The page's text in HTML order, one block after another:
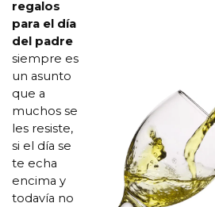
regalos
para el día
del padre
siempre es
un asunto
que a
muchos se
les resiste,
si el día se
te echa
encima y
todavía no